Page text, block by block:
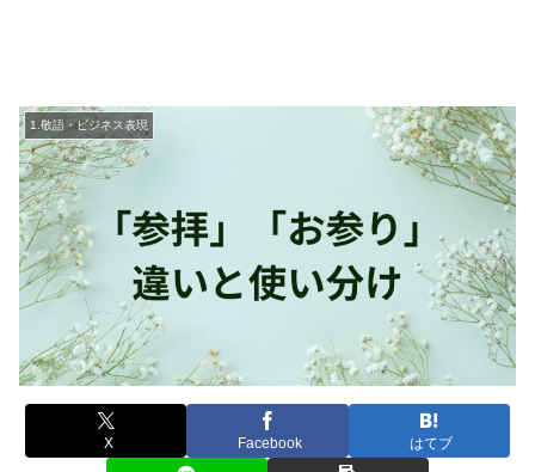
1.敬語・ビジネス表現
X Facebook はてブ